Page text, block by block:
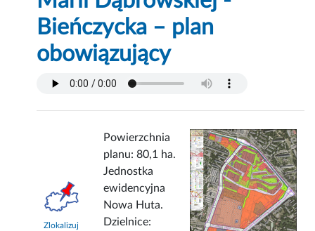
Bieńczycka – plan
obowiązujący
Zlokalizuj
Powierzchnia
planu: 80,1 ha.
Jednostka
ewidencyjna
Nowa Huta.
Dzielnice: